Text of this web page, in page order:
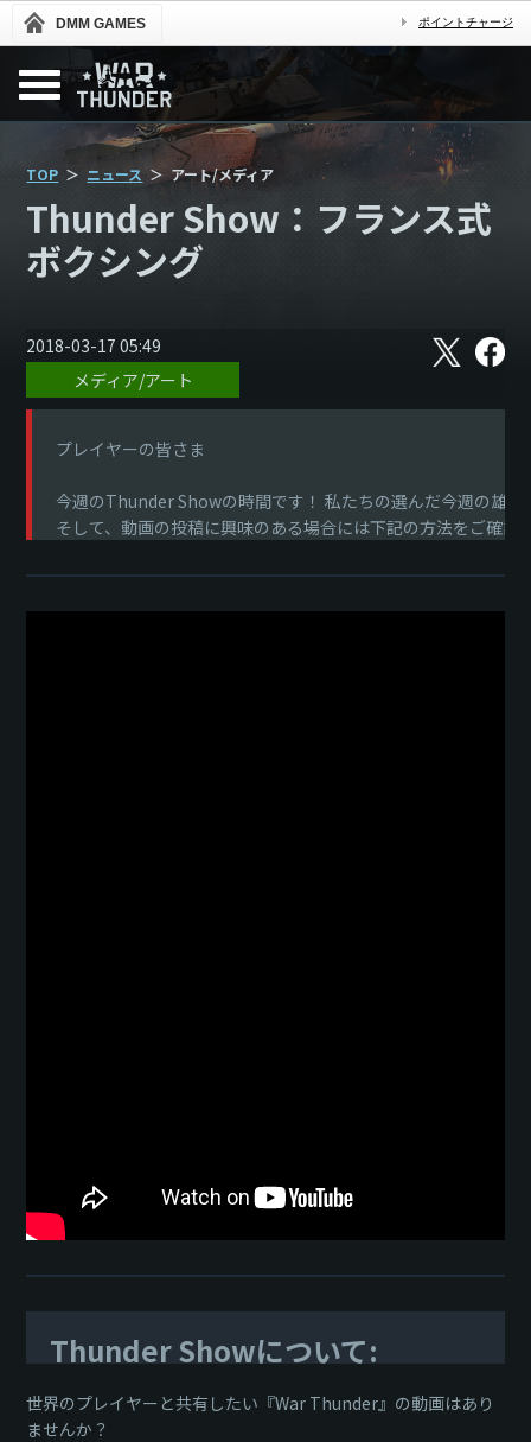
DMM GAMES ポイントチャージ
TOP ニュース アート/メディア
Thunder Show：フランス式
ボクシング
2018-03-17 05:49 X フ
ェ
ス
メディア/アート
プレイヤーの皆さま
今週のThunder Showの時間です！ 私たちの選んだ今週の雄
そして、動画の投稿に興味のある場合には下記の方法をご確認
Thunder Showについて:
世界のプレイヤーと共有したい『War Thunder』の動画はあり
ませんか？